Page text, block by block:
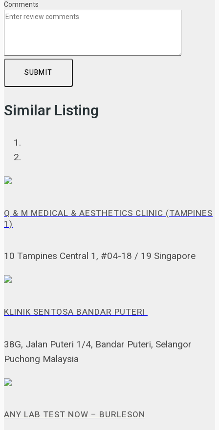
Comments
SUBMIT
Similar Listing
Q & M MEDICAL & AESTHETICS CLINIC (TAMPINES
1)
10 Tampines Central 1, #04-18 / 19 Singapore
KLINIK SENTOSA BANDAR PUTERI
38G, Jalan Puteri 1/4, Bandar Puteri, Selangor
Puchong Malaysia
ANY LAB TEST NOW – BURLESON